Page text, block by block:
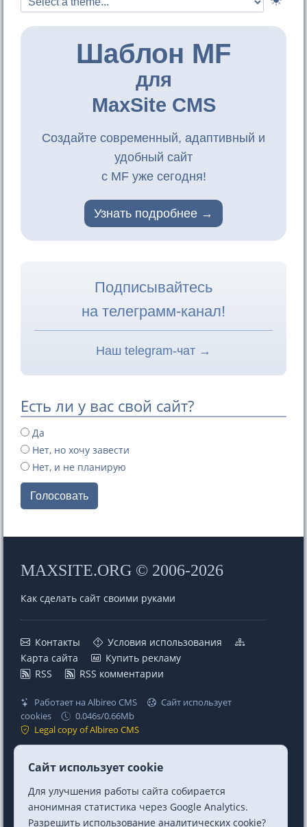
Шаблон MF
для
MaxSite CMS
Создайте современный, адаптивный и
удобный сайт
с MF уже сегодня!
Узнать подробнее
Подписывайтесь
на телеграмм-канал!
Наш telegram-чат →
Есть ли у вас свой сайт?
Да
Нет, но хочу завести
Нет, и не планирую
Голосовать
MAXSITE.ORG © 2006-2026
Как сделать сайт своими руками
Контакты
Условия использования
Карта сайта
Купить рекламу
RSS
RSS комментарии
Работает на Albireo CMS
Сайт использует
cookies
0.046s/0.66Mb
Legal copy of Albireo CMS
Проекты
MaxSite CMS
Albireo CMS
Berry CSS (CSS Utilities)
Ссылки
Telegram
Telegram Chat
Mastodon
Сайт использует cookie
Для улучшения работы сайта собирается
анонимная статистика через Google Analytics.
Разрешить использование аналитических cookie?